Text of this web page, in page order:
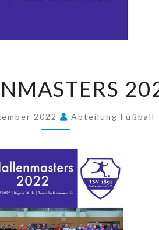
2022
2022 Abteilung Fußball